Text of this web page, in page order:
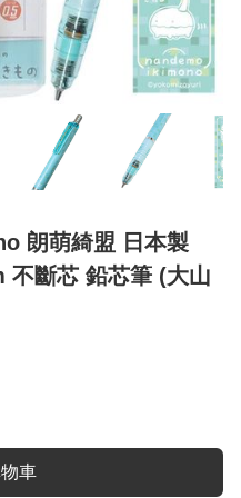
朗萌綺盟 日本製
斷芯 鉛芯筆 (大山
車